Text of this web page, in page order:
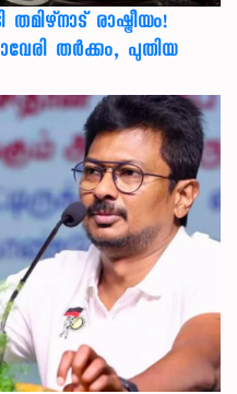
രാഷ്ട്രീയം!
തർക്കം, പുതിയ